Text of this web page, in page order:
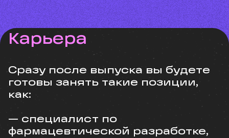
Карьера
Сразу после выпуска вы будете
готовы занять такие позиции,
как:
— специалист по
фармацевтической разработке,